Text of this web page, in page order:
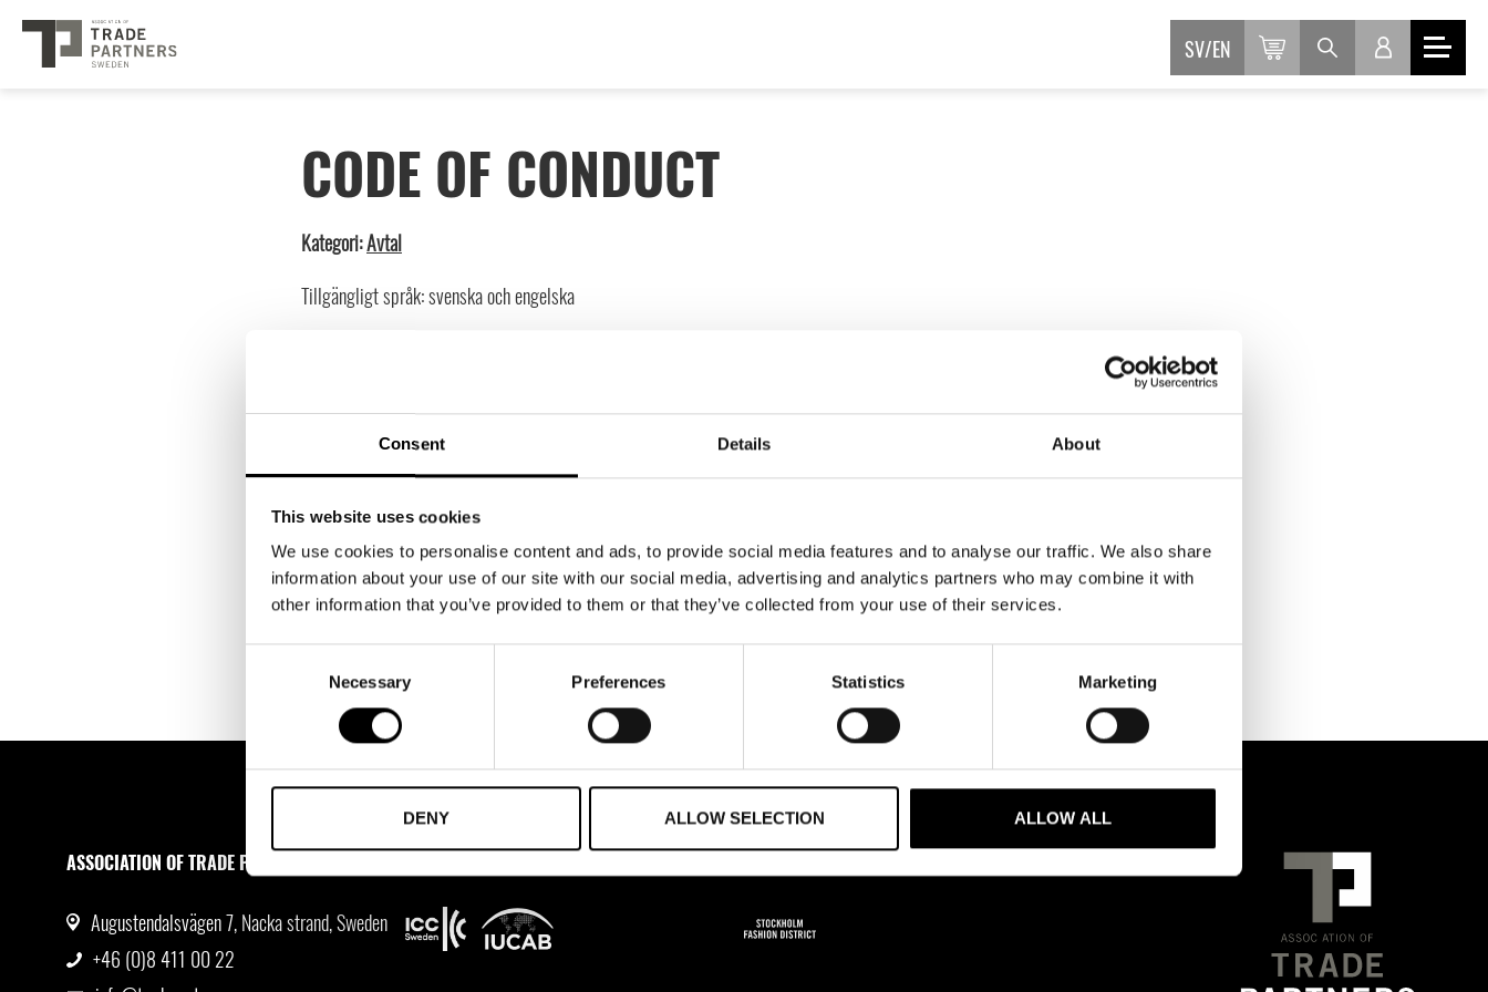
Consent Details About
This website uses cookies
We use cookies to personalise content and ads, to provide social media features and to analyse our traffic. We also share
information about your use of our site with our social media, advertising and analytics partners who may combine it with
other information that you’ve provided to them or that they’ve collected from your use of their services.
Necessary Preferences Statistics Marketing
DENY ALLOW SELECTION ALLOW ALL
SV EN
CODE OF CONDUCT
Kategori:Avtal
Tillgängligt språk: svenska och engelska
Inte medlem än?Läs mer och ansök här
kr
LÄGG I VARUKORG
ASSOCIATION OF TRADE PARTNERS SWEDEN
Augustendalsvägen 7, Nacka strand, Sweden
+46 (0)8 411 00 22